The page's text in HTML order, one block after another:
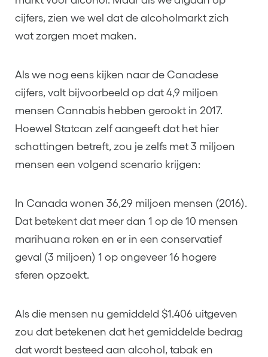
cijfers, zien we wel dat de alcoholmarkt zich
wat zorgen moet maken.
Als we nog eens kijken naar de Canadese
cijfers, valt bijvoorbeeld op dat 4,9 miljoen
mensen Cannabis hebben gerookt in 2017.
Hoewel Statcan zelf aangeeft dat het hier
schattingen betreft, zou je zelfs met 3 miljoen
mensen een volgend scenario krijgen:
In Canada wonen 36,29 miljoen mensen (2016).
Dat betekent dat meer dan 1 op de 10 mensen
marihuana roken en er in een conservatief
geval (3 miljoen) 1 op ongeveer 16 hogere
sferen opzoekt.
Als die mensen nu gemiddeld $1.406 uitgeven
zou dat betekenen dat het gemiddelde bedrag
dat wordt besteed aan alcohol, tabak en